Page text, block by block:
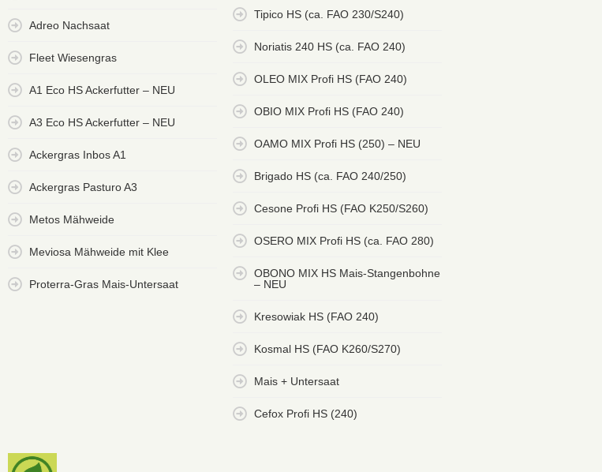
Adreo Nachsaat
Fleet Wiesengras
A1 Eco HS Ackerfutter – NEU
A3 Eco HS Ackerfutter – NEU
Ackergras Inbos A1
Ackergras Pasturo A3
Metos Mähweide
Meviosa Mähweide mit Klee
Proterra-Gras Mais-Untersaat
Tipico HS (ca. FAO 230/S240)
Noriatis 240 HS (ca. FAO 240)
OLEO MIX Profi HS (FAO 240)
OBIO MIX Profi HS (FAO 240)
OAMO MIX Profi HS (250) – NEU
Brigado HS (ca. FAO 240/250)
Cesone Profi HS (FAO K250/S260)
OSERO MIX Profi HS (ca. FAO 280)
OBONO MIX HS Mais-Stangenbohne
– NEU
Kresowiak HS (FAO 240)
Kosmal HS (FAO K260/S270)
Mais + Untersaat
Cefox Profi HS (240)